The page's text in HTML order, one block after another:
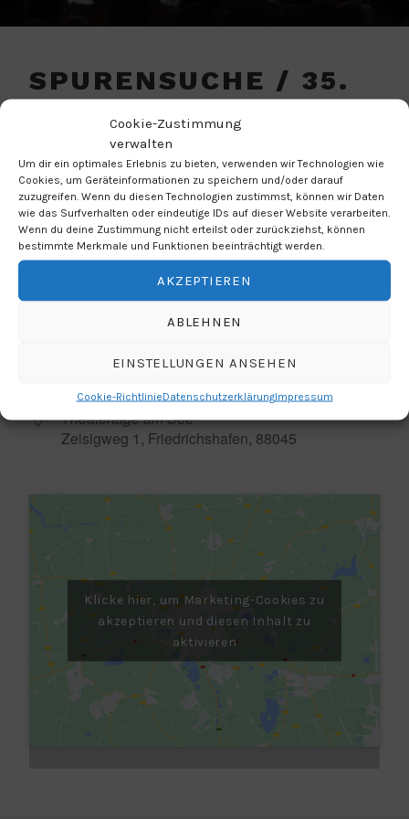
Cookie-Zustimmung
verwalten
Um dir ein optimales Erlebnis zu bieten, verwenden wir Technologien wie
Cookies, um Geräteinformationen zu speichern und/oder darauf
zuzugreifen. Wenn du diesen Technologien zustimmst, können wir Daten
wie das Surfverhalten oder eindeutige IDs auf dieser Website verarbeiten.
Wenn du deine Zustimmung nicht erteilst oder zurückziehst, können
bestimmte Merkmale und Funktionen beeinträchtigt werden.
AKZEPTIEREN
ABLEHNEN
EINSTELLUNGEN ANSEHEN
Cookie-RichtlinieDatenschutzerklärungImpressum
SPURENSUCHE / 35.
AMATEURTHEATERTA
WANN
13.04.2019
ZUM KALENDER HINZUFÜGEN
Theatertage am See
Zeisigweg 1, Friedrichshafen, 88045
Klicke hier, um Marketing-Cookies zu
akzeptieren und diesen Inhalt zu
aktivieren